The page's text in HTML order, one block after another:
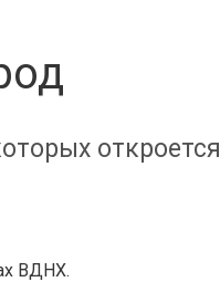
ВДНХ.